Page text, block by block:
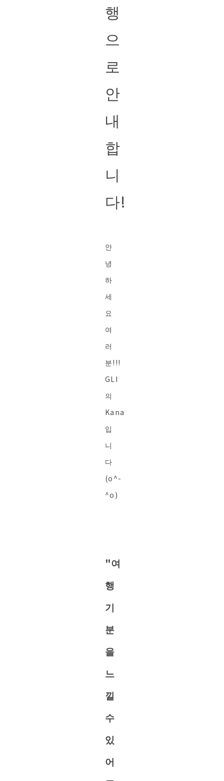
행
으
로
안
내
합
니
다!
안
녕
하
세
요
여
러
분!!!
GLI
의
Kana
입
니
다
(o^-
^o)
"여
행
기
분
을
느
낄
수
있
어